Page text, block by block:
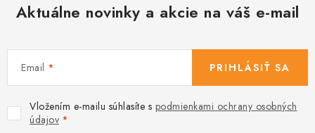
Aktuálne novinky a akcie na váš e-mail
Email
Vložením e-mailu súhlasíte s podmienkami ochrany osobných
údajov
PRIHLÁSIŤ SA